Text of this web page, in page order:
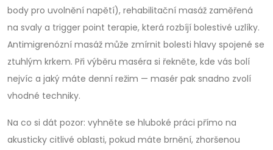
body pro uvolnění napětí), rehabilitační masáž zaměřená
na svaly a trigger point terapie, která rozbíjí bolestivé uzlíky.
Antimigrenózní masáž může zmírnit bolesti hlavy spojené se
ztuhlým krkem. Při výběru maséra si řekněte, kde vás bolí
nejvíc a jaký máte denní režim — masér pak snadno zvolí
vhodné techniky.
Na co si dát pozor: vyhněte se hluboké práci přímo na
akusticky citlivé oblasti, pokud máte brnění, zhoršenou